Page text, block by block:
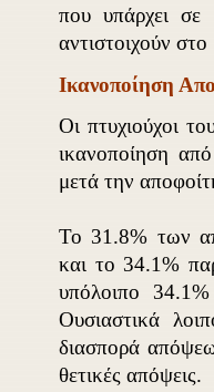
που υπάρχει
αντιστοιχούν
Ικανοποίηση
Οι πτυχιούχοι
ικανοποίηση
μετά την
Το 31.8% των
και το 34.1%
υπόλοιπο
Ουσιαστικά
διασπορά
θετικές απόψεις.